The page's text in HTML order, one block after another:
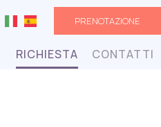
PRENOTAZIONE
RICHIESTA CONTATTI